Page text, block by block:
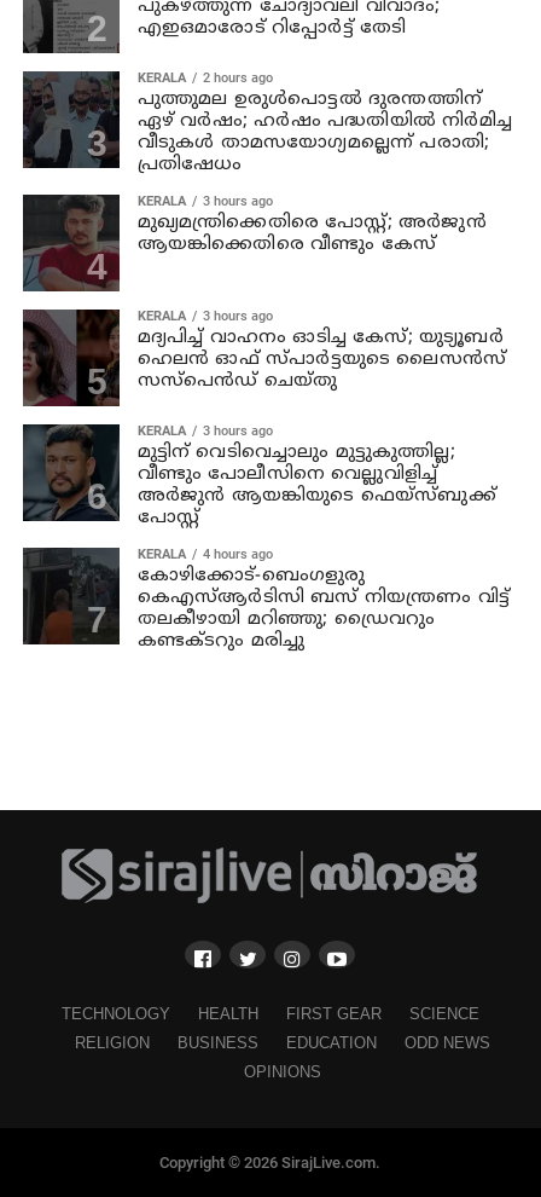
പുകഴ്ത്തുന്ന ചോദ്യാവലി വിവാദം;
എഇഒമാരോട് റിപ്പോര്‍ട്ട് തേടി
KERALA 2 hours ago
പുത്തുമല ഉരുള്‍പൊട്ടല്‍ ദുരന്തത്തിന്
ഏഴ് വര്‍ഷം; ഹര്‍ഷം പദ്ധതിയില്‍ നിര്‍മിച്ച
വീടുകള്‍ താമസയോഗ്യമല്ലെന്ന് പരാതി;
പ്രതിഷേധം
KERALA 3 hours ago
മുഖ്യമന്ത്രിക്കെതിരെ പോസ്റ്റ്; അര്‍ജുന്‍
ആയങ്കിക്കെതിരെ വീണ്ടും കേസ്
KERALA 3 hours ago
മദ്യപിച്ച് വാഹനം ഓടിച്ച കേസ്; യുട്യൂബര്‍
ഹെലന്‍ ഓഫ് സ്പാര്‍ട്ടയുടെ ലൈസന്‍സ്
സസ്പെന്‍ഡ് ചെയ്തു
KERALA 3 hours ago
മുട്ടിന് വെടിവെച്ചാലും മുട്ടുകുത്തില്ല;
വീണ്ടും പോലീസിനെ വെല്ലുവിളിച്ച്
അര്‍ജുന്‍ ആയങ്കിയുടെ ഫെയ്‌സ്ബുക്ക്
പോസ്റ്റ്
KERALA 4 hours ago
കോഴിക്കോട്-ബെംഗളുരു
കെഎസ്ആര്‍ടിസി ബസ് നിയന്ത്രണം വിട്ട്
തലകീഴായി മറിഞ്ഞു; ഡ്രൈവറും
കണ്ടക്ടറും മരിച്ചു
TECHNOLOGY HEALTH FIRST GEAR
SCIENCE
RELIGION
BUSINESS EDUCATION
ODD NEWS
OPINIONS
Copyright © 2026 SirajLive.com.